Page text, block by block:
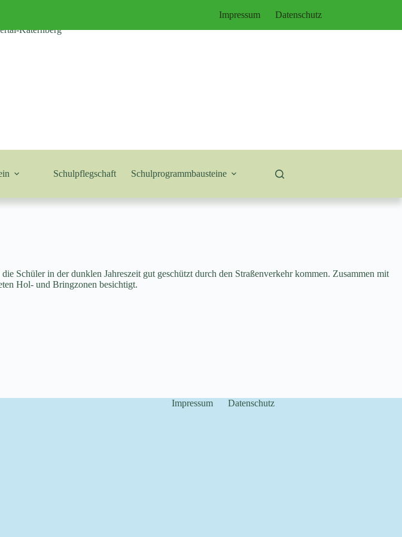
Impressum Datenschutz
Schulpflegschaft Schulprogrammbausteine
Schüler in der dunklen Jahreszeit gut geschützt durch den Straßenverkehr kommen. Zusammen mit
Hol- und Bringzonen besichtigt.
Impressum Datenschutz